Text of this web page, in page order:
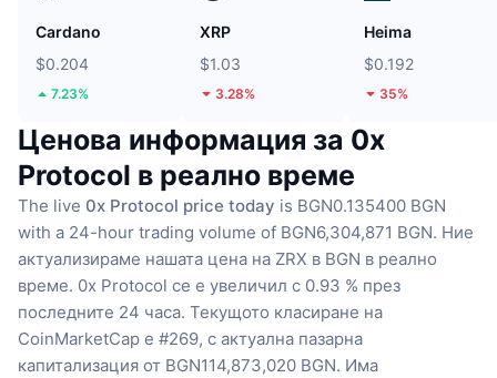
Cardano
$0.204
7.23%
XRP
$1.03
3.28%
Heima
$0.192
35%
Ценова информация за 0x
Protocol в реално време
The live 0x Protocol price today is BGN0.135400 BGN
with a 24-hour trading volume of BGN6,304,871 BGN. Ние
актуализираме нашата цена на ZRX в BGN в реално
време. 0x Protocol се е увеличил с 0.93 % през
последните 24 часа. Текущото класиране на
CoinMarketCap е #269, с актуална пазарна
капитализация от BGN114,873,020 BGN. Има